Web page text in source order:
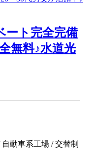
ート完全完備
無料♪水道光
動車系工場 / 交替制